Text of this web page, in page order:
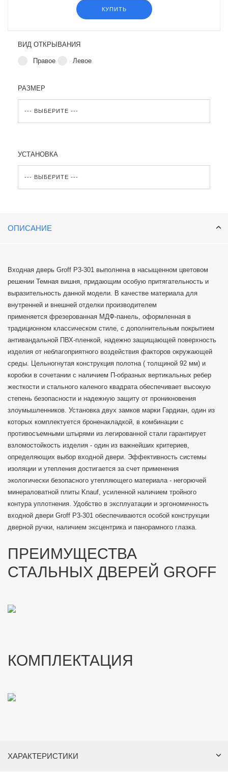
КУПИТЬ
ВИД ОТКРЫВАНИЯ
Правое Левое
РАЗМЕР
УСТАНОВКА
ОПИСАНИЕ
Входная дверь Groff P3-301 выполнена в насыщенном цветовом
решении Темная вишня, придающим особую притягательность и
выразительность данной модели. В качестве материала для
внутренней и внешней отделки производителем
применяется фрезерованная МДФ-панель, оформленная в
традиционном классическом стиле, с дополнительным покрытием
антивандальной ПВХ-пленкой, надежно защищающей поверхность
изделия от неблагоприятного воздействия факторов окружающей
среды. Цельногнутая конструкция полотна ( толщиной 92 мм) и
коробки в сочетании с наличием П-образных вертикальных ребер
жесткости и стального каленого квадрата обеспечивает высокую
степень безопасности и надежную защиту от проникновения
злоумышленников. Установка двух замков марки Гардиан, один из
которых комплектуется броненакладкой, в комбинации с
противосъемными штырями из легированной стали гарантирует
взломостойкость изделия - один из важнейших критериев,
определяющих выбор входной двери. Эффективность системы
изоляции и утепления достигается за счет применения
экологически безопасного утепляющего материала - негорючей
минераловатной плиты Knauf, усиленной наличием тройного
контура уплотнения. Удобство в эксплуатации и эргономичность
входной двери Groff P3-301 обеспечиваются особой конструкции
дверной ручки, наличием эксцентрика и панорамного глазка.
ПРЕИМУЩЕСТВА
СТАЛЬНЫХ ДВЕРЕЙ GROFF
КОМПЛЕКТАЦИЯ
ХАРАКТЕРИСТИКИ